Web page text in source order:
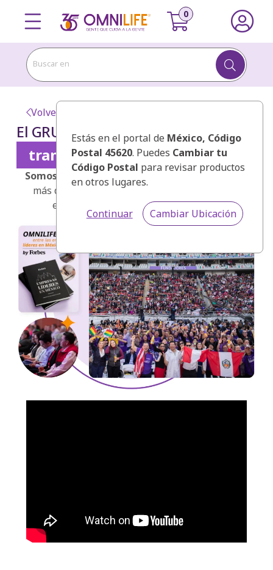
Buscar en
Estás en el portal de México, Código
Postal 45620. Puedes Cambiar tu
Código Postal para revisar productos
en otros lugares.
Continuar Cambiar Ubicación
Volver
El GRUPO OMNILIFE
transforma vidas
Somos multinacionales.
Tenemos presencia en
más de 20 países y estamos dentro de las 500
empresas con más ventas en México.